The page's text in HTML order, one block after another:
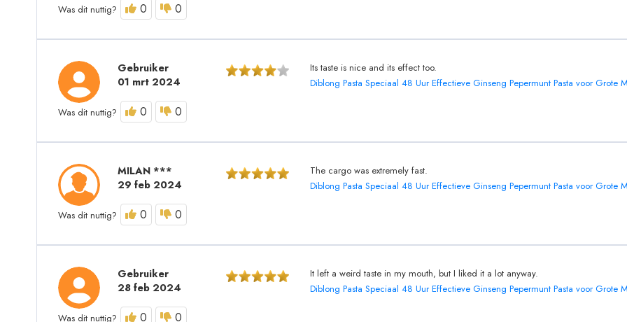
Was dit nuttig? 0 0
Gebruiker
01 mrt 2024
Its taste is nice and its effect too.
Diblong Pasta Speciaal 48 Uur Effectieve Ginseng Pepermunt Pasta voor Grote
Was dit nuttig? 0 0
MILAN ***
29 feb 2024
The cargo was extremely fast.
Diblong Pasta Speciaal 48 Uur Effectieve Ginseng Pepermunt Pasta voor Grote
Was dit nuttig? 0 0
Gebruiker
28 feb 2024
It left a weird taste in my mouth, but I liked it a lot anyway.
Diblong Pasta Speciaal 48 Uur Effectieve Ginseng Pepermunt Pasta voor Grote
Was dit nuttig? 0 0